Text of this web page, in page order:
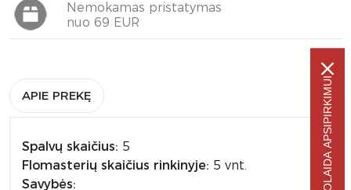
Nemokamas pristatymas
nuo 69 EUR
APIE PREKĘ
Spalvų skaičius: 5
Flomasterių skaičius rinkinyje: 5 vnt.
Savybės:
-5% NUOLAIDA APSIPIRKIMUI